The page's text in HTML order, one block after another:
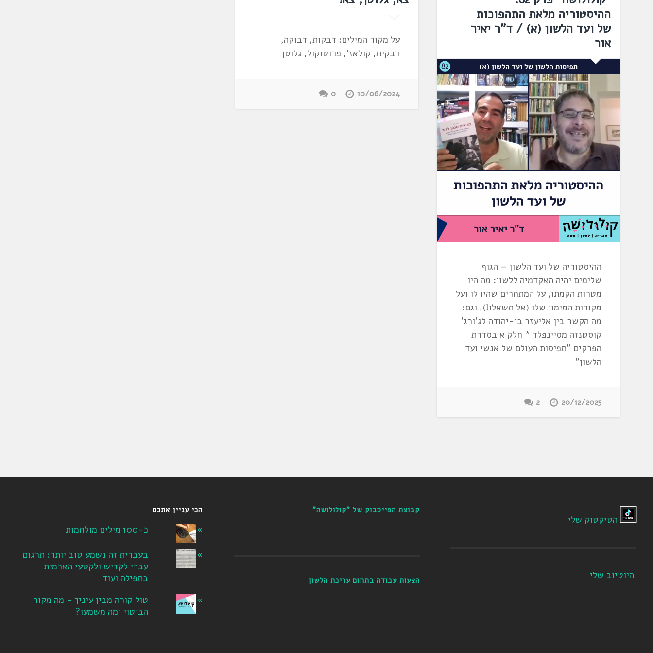
ההיסטוריה מלאת התהפוכות
של ועד הלשון (א) / ד"ר יאיר
אור
ההיסטוריה של ועד הלשון – הגוף
שלימים יהיה האקדמיה ללשון: מה היו
מטרות הקמתו, על המתחרים שהיו לו ועל
מקורות המימון שלו (אל תשאלו!), וגם:
מה הקשר בין אליעזר בן-יהודה לג'ורג'
קוסטנזה מסיינפלד * חלק א בסדרת
הפרקים "תפיסות העולם של אנשי ועד
הלשון"
20/12/2025
2
על מקור המילים: דבקות, דבוקה,
דבקית, קולאז', פרוטוקול, גלוטן
10/06/2024
0
הטיקטוק שלי
היוטיוב שלי
קבוצת הפייסבוק של "קולולושה"
הצעות עבודה בתחום עריכת הלשון
הכי עניין אתכם
כ-100 מילים מולחמות
בעברית זה נשמע טוב יותר: תרגום
עברי לקדיש ולקטעי הארמית
בתפילה ועוד
טול קורה מבין עיניך - מה מקור
הביטוי ומה משמעו?